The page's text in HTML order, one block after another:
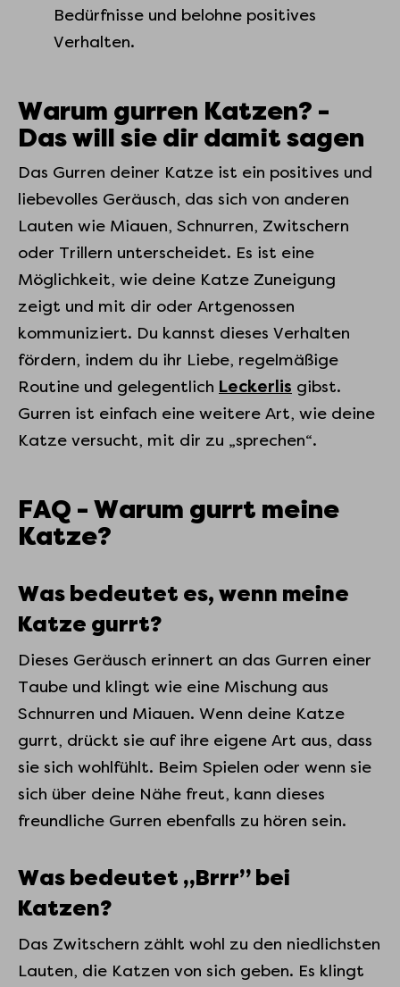
Bedürfnisse und belohne positives
Verhalten.
Warum gurren Katzen? -
Das will sie dir damit sagen
Das Gurren deiner Katze ist ein positives und
liebevolles Geräusch, das sich von anderen
Lauten wie Miauen, Schnurren, Zwitschern
oder Trillern unterscheidet. Es ist eine
Möglichkeit, wie deine Katze Zuneigung
zeigt und mit dir oder Artgenossen
kommuniziert. Du kannst dieses Verhalten
fördern, indem du ihr Liebe, regelmäßige
Routine und gelegentlich Leckerlis gibst.
Gurren ist einfach eine weitere Art, wie deine
Katze versucht, mit dir zu „sprechen“.
FAQ - Warum gurrt meine
Katze?
Was bedeutet es, wenn meine
Katze gurrt?
Dieses Geräusch erinnert an das Gurren einer
Taube und klingt wie eine Mischung aus
Schnurren und Miauen. Wenn deine Katze
gurrt, drückt sie auf ihre eigene Art aus, dass
sie sich wohlfühlt. Beim Spielen oder wenn sie
sich über deine Nähe freut, kann dieses
freundliche Gurren ebenfalls zu hören sein.
Was bedeutet „Brrr” bei
Katzen?
Das Zwitschern zählt wohl zu den niedlichsten
Lauten, die Katzen von sich geben. Es klingt